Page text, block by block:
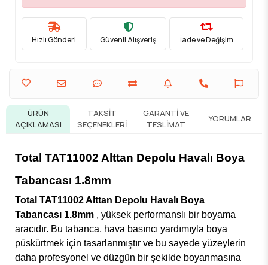
Hızlı Gönderi Güvenli Alışveriş İade ve Değişim
ÜRÜN
AÇIKLAMASI
TAKSIT
SEÇENEKLERI
GARANTI VE
TESLIMAT
YORUMLAR
Total TAT11002 Alttan Depolu Havalı Boya
Tabancası 1.8mm
Total TAT11002 Alttan Depolu Havalı Boya
Tabancası 1.8mm , yüksek performanslı bir boyama
aracıdır. Bu tabanca, hava basıncı yardımıyla boya
püskürtmek için tasarlanmıştır ve bu sayede yüzeylerin
daha profesyonel ve düzgün bir şekilde boyanmasına